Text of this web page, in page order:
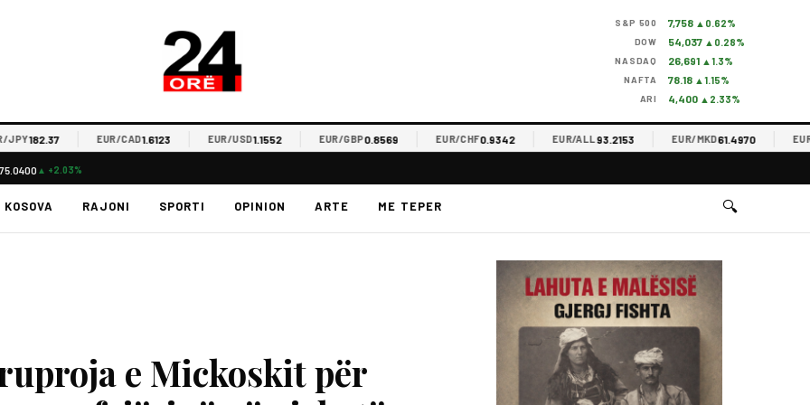
S&P 500 7,758 ▲0.62%
DOW 54,037 ▲0.28%
NASDAQ 26,691 ▲1.3%
NAFTA 78.18 ▲1.15%
ARI 4,400 ▲2.33%
182.37 EUR/CAD1.6123 EUR/USD1.1552 EUR/GBP0.8569 EUR/CHF0.9342 EUR/ALL93.2153 EUR/MKD61.4970 EUR/
▲ +2.03%
KOSOVA RAJONI SPORTI OPINION ARTE ME TEPER 🔍
e Mickoskit për